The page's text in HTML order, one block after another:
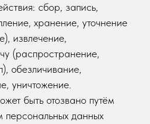
сбор, запись,
хранение, уточнение
извлечение,
(распространение,
обезличивание,
уничтожение.
быть отозвано путём
персональных данных